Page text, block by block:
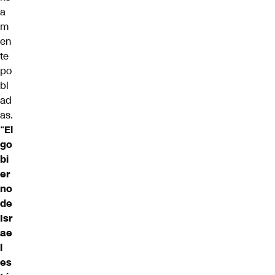
a
m
en
te
po
bl
ad
as.
“El
go
bi
er
no
de
Isr
ae
l
es